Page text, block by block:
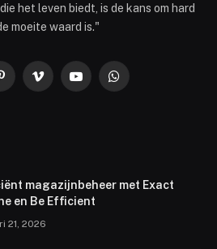
het leven biedt, is de kans om hard
moeite waard is."
Vimeo YouTubeWhatsApp
magazijnbeheer met Exact
en Be Efficient
21, 2026